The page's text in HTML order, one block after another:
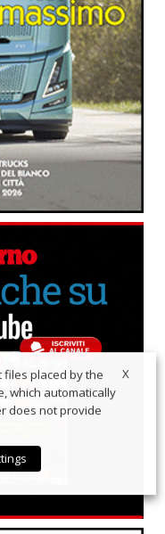
X
files placed by the
which automatically
does not provide